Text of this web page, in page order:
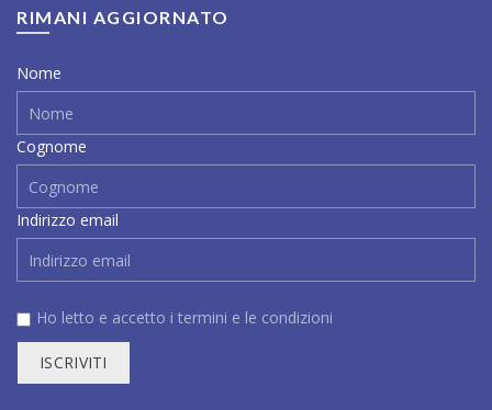
RIMANI AGGIORNATO
Nome
Cognome
Indirizzo email
Ho letto e accetto i termini e le condizioni